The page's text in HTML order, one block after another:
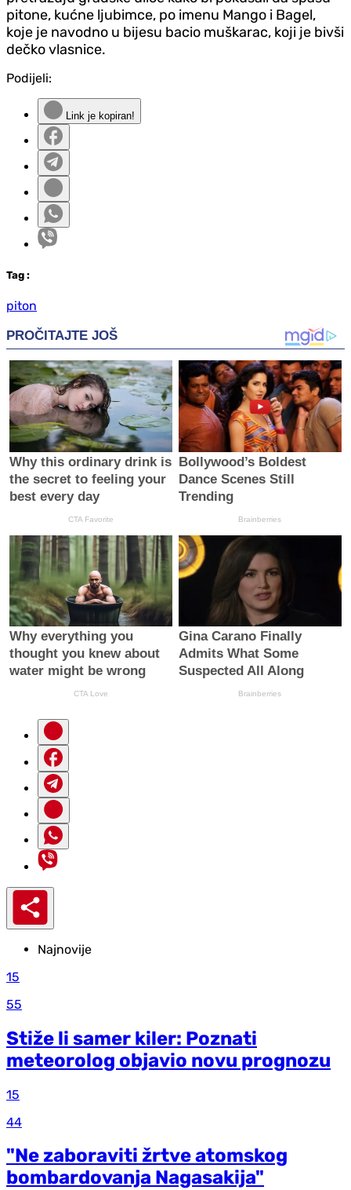
pitone, kućne ljubimce, po imenu Mango i Bagel,
koje je navodno u bijesu bacio muškarac, koji je bivši
dečko vlasnice.
Podijeli:
Link je kopiran!
Tag :
piton
Najnovije
15
55
Stiže li samer kiler: Poznati
meteorolog objavio novu prognozu
15
44
"Ne zaboraviti žrtve atomskog
bombardovanja Nagasakija"